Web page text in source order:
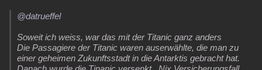
@datrueffel
Soweit ich weiss, war das mit der Titanic ganz anders
Die Passagiere der Titanic waren auserwählte, die man zu
einer geheimen Zukunftsstadt in die Antarktis gebracht hat.